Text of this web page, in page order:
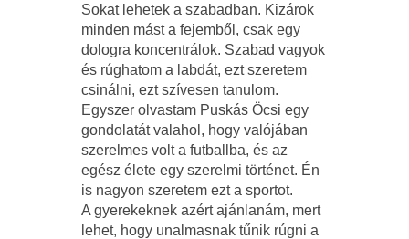
Sokat lehetek a szabadban. Kizárok
minden mást a fejemből, csak egy
dologra koncentrálok. Szabad vagyok
és rúghatom a labdát, ezt szeretem
csinálni, ezt szívesen tanulom.
Egyszer olvastam Puskás Öcsi egy
gondolatát valahol, hogy valójában
szerelmes volt a futballba, és az
egész élete egy szerelmi történet. Én
is nagyon szeretem ezt a sportot.
A gyerekeknek azért ajánlanám, mert
lehet, hogy unalmasnak tűnik rúgni a